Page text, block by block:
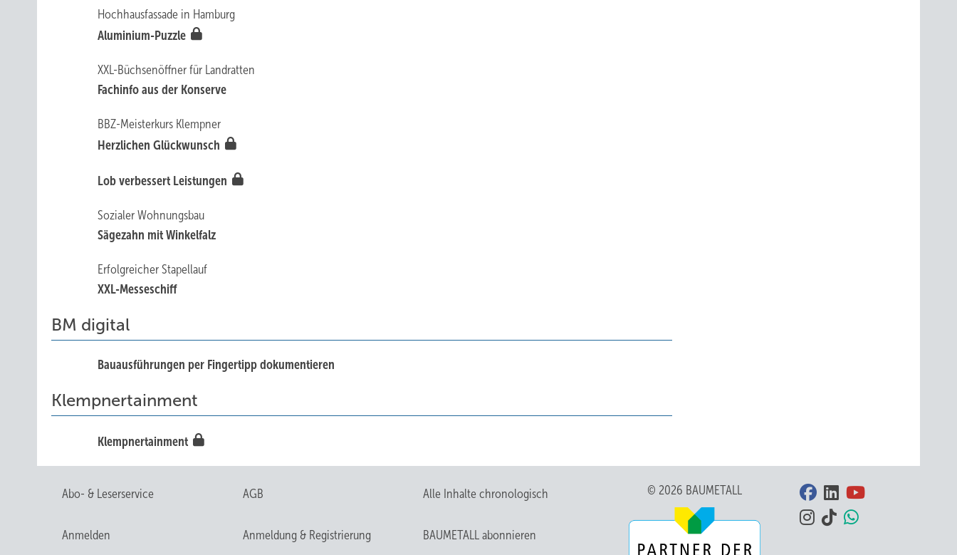
Hochhausf assade in Hamburg
Aluminium-Puzzle
XXL-Büchsenöffner für Landratten
Fachinf o aus der Konserve
BBZ-Meisterkurs Klempner
Herzlichen Glückwunsch
Lo b verbessert Leistungen
Sozialer Wohnungsbau
Sägezahn mit Winkelfalz
Erfolgreicher Stapellauf
XXL-Messeschiff
BM digital
Bauausführungen per Fingertipp dokumentieren
Klempnertainment
Klempnertainment
Abo- & Leserservice AGB Alle Inhalte chronologisch
Anmelden Anmeldung & Registrierung BAUMETALL abonnieren
© 2026 BAUMETALL